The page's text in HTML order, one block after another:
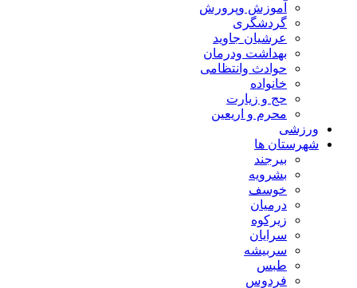
آموزش وپرورش
گردشگری
عرشیان جاوید
بهداشت ودرمان
حوادث وانتظامی
خانواده
حج و زیارت
محرم و اریعین
ورزشی
شهرستان ها
بیرجند
بشرویه
خوسف
درمیان
زیرکوه
سرایان
سربیشه
طبس
فردوس